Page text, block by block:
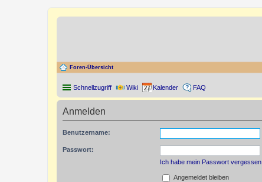
Foren-Übersicht
Schnellzugriff Wiki Kalender FAQ
Anmelden
Benutzername:
Passwort:
Ich habe mein Passwort vergessen
Angemeldet bleiben